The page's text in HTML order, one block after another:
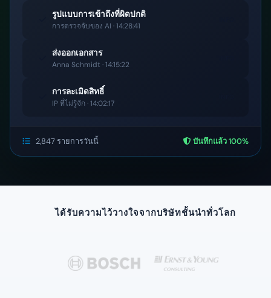
รูปแบบการเข้าถึงที่ผิดปกติ
การตรวจจับของ AI · 14:28:41
ส่งออกเอกสาร
Anna Schmidt · 14:15:22
การละเมิดสิทธิ์
IP ที่ไม่รู้จัก · 14:02:17
2,847 รายการวันนี้ บันทึกแล้ว 100%
ได้รับความไว้วางใจจากบริษัทชั้นนำทั่วโลก